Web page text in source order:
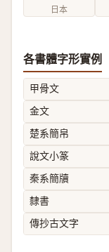
日本
各書體字形實例
甲骨文
金文
楚系簡帛
說文小篆
秦系簡牘
隸書
傳抄古文字